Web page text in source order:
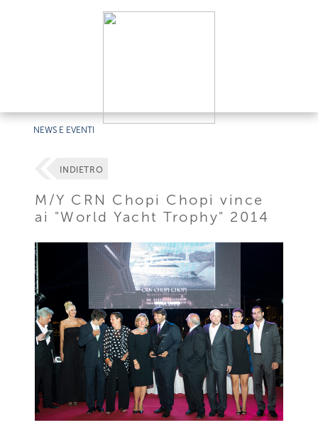
NEWS E EVENTI
INDIETRO
M/Y CRN Chopi Chopi vince
ai "World Yacht Trophy" 2014